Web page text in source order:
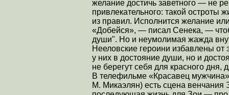
желание достичь заветного — не
привлекательного: такой остроты
из правил. Исполнится желание
«Добейся», — писал Сенека, —
души". Но и неумолимая жажда
Нееловские героини избавлены
у них в достояние души, но и
не берегут себя для красного
В телефильме «Красавец
М. Микаэлян) есть сцена